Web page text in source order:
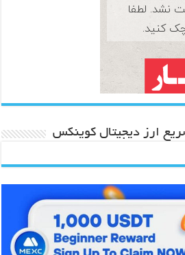
ارز دیجیتال کوینکس